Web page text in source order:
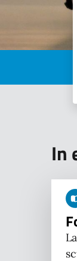
In